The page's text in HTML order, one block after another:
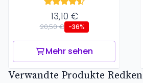
13,10 €
20,50 € -36%
Mehr sehen
Verwandte Produkte Redken